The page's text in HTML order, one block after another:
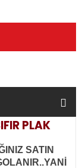
PLAK
SATIN